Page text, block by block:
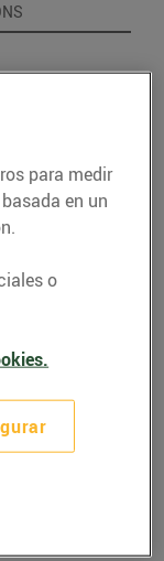
para medir
en un
o